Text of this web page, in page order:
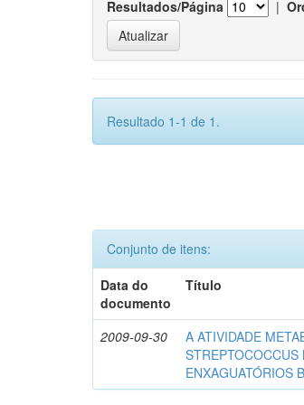
Resultados/Página |
Resultado 1-1 de 1.
Conjunto de itens:
Data do
documento
Título
2009-09-30
A ATIVIDADE
ENXAGUATÓRIOS